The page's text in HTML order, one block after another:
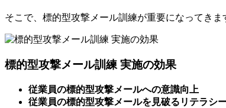
そこで、標的型攻撃メール訓練が重要になってき
標的型攻撃メール訓練 実施の効果
従業員の標的型攻撃メールへの意識向上
従業員の標的型攻撃メールを見破るリテラシ